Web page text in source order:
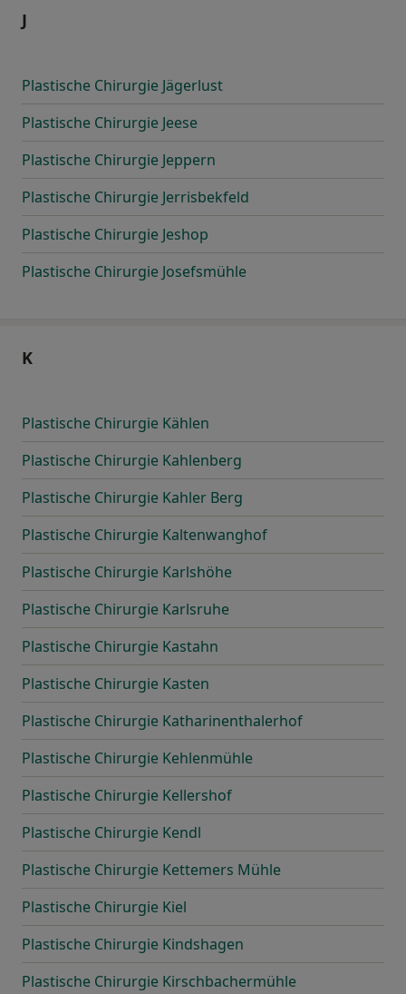
J
Plastische Chirurgie Jägerlust
Plastische Chirurgie Jeese
Plastische Chirurgie Jeppern
Plastische Chirurgie Jerrisbekfeld
Plastische Chirurgie Jeshop
Plastische Chirurgie Josefsmühle
K
Plastische Chirurgie Kählen
Plastische Chirurgie Kahlenberg
Plastische Chirurgie Kahler Berg
Plastische Chirurgie Kaltenwanghof
Plastische Chirurgie Karlshöhe
Plastische Chirurgie Karlsruhe
Plastische Chirurgie Kastahn
Plastische Chirurgie Kasten
Plastische Chirurgie Katharinenthalerhof
Plastische Chirurgie Kehlenmühle
Plastische Chirurgie Kellershof
Plastische Chirurgie Kendl
Plastische Chirurgie Kettemers Mühle
Plastische Chirurgie Kiel
Plastische Chirurgie Kindshagen
Plastische Chirurgie Kirschbachermühle